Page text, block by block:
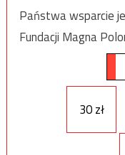
Państwa wsparcie
Fundacji Magna
30 zł